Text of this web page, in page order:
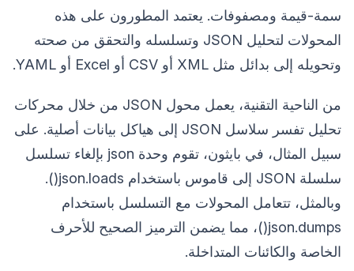
سمة-قيمة ومصفوفات. يعتمد المطورون على هذه
المحولات لتحليل JSON وتسلسله والتحقق من صحته
وتحويله إلى بدائل مثل XML أو CSV أو Excel أو YAML.
من الناحية التقنية، يعمل محول JSON من خلال محركات
تحليل تفسر سلاسل JSON إلى هياكل بيانات أصلية. على
سبيل المثال، في بايثون، تقوم وحدة json بإلغاء تسلسل
سلسلة JSON إلى قاموس باستخدام json.loads().
وبالمثل، تتعامل المحولات مع التسلسل باستخدام
json.dumps()، مما يضمن الترميز الصحيح للأحرف
الخاصة والكائنات المتداخلة.